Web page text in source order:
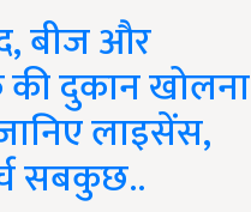
बीज और
दुकान खोलना
लाइसेंस,
सबकुछ..